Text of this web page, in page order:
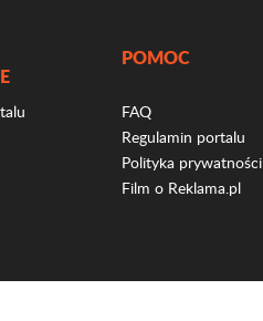
POMOC
FAQ
Regulamin portalu
Polityka prywatności
Film o Reklama.pl